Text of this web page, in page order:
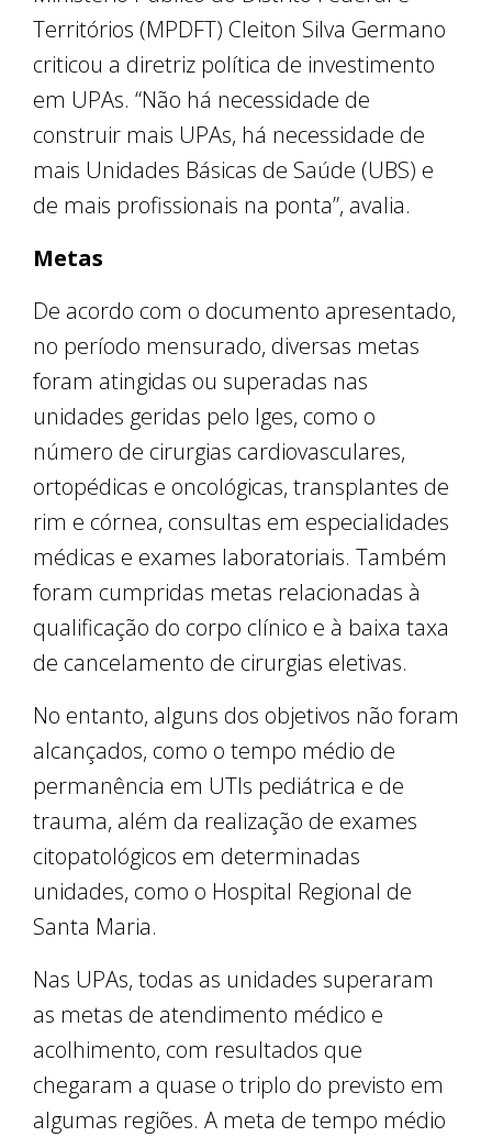
Territórios (MPDFT) Cleiton Silva Germano
criticou a diretriz política de investimento
em UPAs. “Não há necessidade de
construir mais UPAs, há necessidade de
mais Unidades Básicas de Saúde (UBS) e
de mais profissionais na ponta”, avalia.
Metas
De acordo com o documento apresentado,
no período mensurado, diversas metas
foram atingidas ou superadas nas
unidades geridas pelo Iges, como o
número de cirurgias cardiovasculares,
ortopédicas e oncológicas, transplantes de
rim e córnea, consultas em especialidades
médicas e exames laboratoriais. Também
foram cumpridas metas relacionadas à
qualificação do corpo clínico e à baixa taxa
de cancelamento de cirurgias eletivas.
No entanto, alguns dos objetivos não foram
alcançados, como o tempo médio de
permanência em UTIs pediátrica e de
trauma, além da realização de exames
citopatológicos em determinadas
unidades, como o Hospital Regional de
Santa Maria.
Nas UPAs, todas as unidades superaram
as metas de atendimento médico e
acolhimento, com resultados que
chegaram a quase o triplo do previsto em
algumas regiões. A meta de tempo médio